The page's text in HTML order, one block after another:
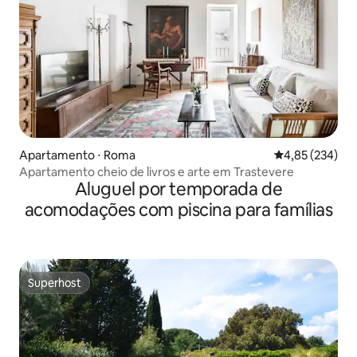
Apartamento ⋅ Roma 4,85 de uma
4,85 (234)
Apartamento cheio de livros e arte em Trastevere
Aluguel por temporada de
acomodações com piscina para famílias
Superhost
Superhost